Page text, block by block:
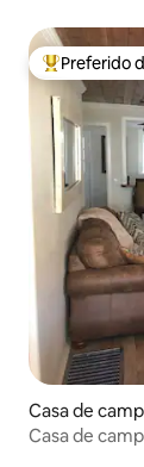
Entre os
Preferido
Casa de
Casa de